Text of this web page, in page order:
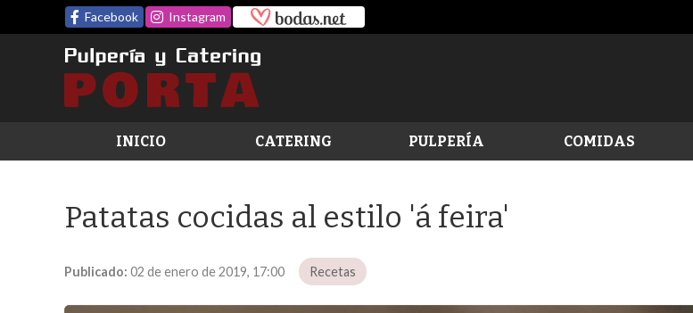
Facebook Instagram
INICIO CATERING PULPERÍA COMIDAS
Patatas cocidas al estilo 'á feira'
Publicado: 02 de enero de 2019, 17:00 Recetas